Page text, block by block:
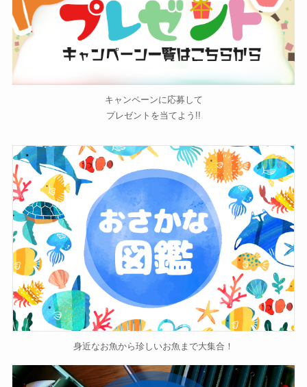
キャンペーンに応募して
プレゼントを当てよう!!
身近なお魚から珍しいお魚まで大集合！